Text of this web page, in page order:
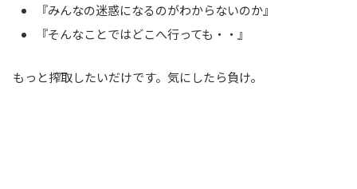
『みんなの迷惑になるのがわからないのか』
『そんなことではどこへ行っても・・』
もっと搾取したいだけです。気にしたら負け。